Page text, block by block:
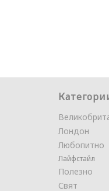
Лондон
Любопитно
Лайфстайл
Полезно
Свят